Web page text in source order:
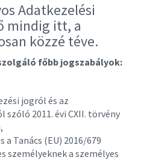
Adatkezelési
mindig itt, a
közzé téve.
főbb jogszabályok:
jogról és az
2011. évi CXII. törvény
Tanács (EU) 2016/679
személyeknek a személyes